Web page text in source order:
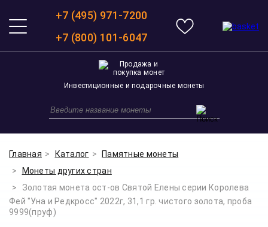
+7 (495) 971-7200
+7 (800) 101-6047
Инвестиционные и подарочные монеты
Главная Каталог
Памятные монеты
Монеты других стран
Золотая монета ост-ов Святой Елены серии Королева
Фей "Уна и Редкросс" 2022г, 31,1 гр. чистого золота, проба
9999(пруф)